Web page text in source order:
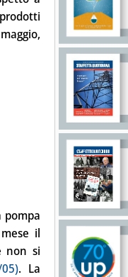
'Oggi listini fermi,
il
non si
. La